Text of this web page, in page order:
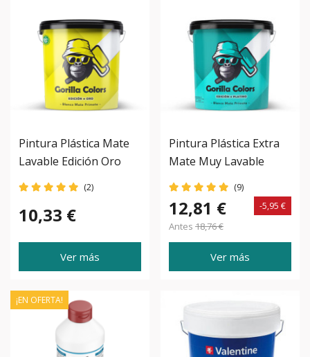
Pintura Plástica Mate
Lavable Edición Oro
Gorilla Colors.
Para Tus Paredes
(2)
10,33 €
Ver más
Pintura Plástica Extra
Mate Muy Lavable
Edición Platino Gorilla
Colors. Optimizada Con
Poliuretano
(9)
12,81 €
Antes 18,76 €
-5,95 €
Ver más
¡EN OFERTA!